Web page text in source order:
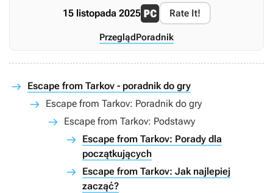
15 listopada 2025 Rate It!
Przegląd Poradnik
Escape from Tarkov - poradnik do gry
Escape from Tarkov: Poradnik do gry
Escape from Tarkov: Podstawy
Escape from Tarkov: Porady dla
początkujących
Escape from Tarkov: Jak najlepiej
zacząć?